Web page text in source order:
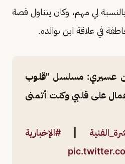
لي مهم، وكان يتناول قصة
في علاقة ابن بوالده.
عسيري: مسلسل "قلوب
على قلبي وكنت أتمنى
#الإخبارية